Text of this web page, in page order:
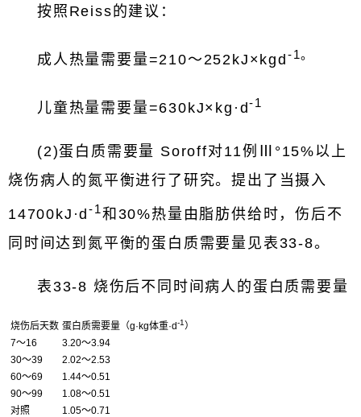
按照Reiss的建议：
成人热量需要量=210～252kJ×kgd -1。
儿童热量需要量=630kJ×kg·d-1
(2)蛋白质需要量 Soroff对11例Ⅲ°15%以上
烧伤病人的氮平衡进行了研究。提出了当摄入
14700kJ·d-1和30%热量由脂肪供给时，伤后不
同时间达到氮平衡的蛋白质需要量见表33-8。
表33-8 烧伤后不同时间病人的蛋白质需要量
烧伤后天数 蛋白质需要量（g·kg体重·d-1）
7～16
3.20～3.94
30～39
2.02～2.53
60～69
1.44～0.51
90～99
1.08～0.51
对照
1.05～0.71